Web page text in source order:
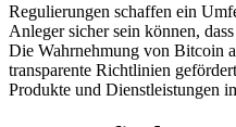
Regulierungen schaffen ein
Anleger sicher sein können,
Die Wahrnehmung von Bitcoin
transparente Richtlinien
Produkte und Dienstleistungen